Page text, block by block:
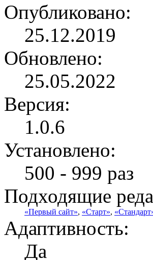
Опубликовано:
25.12.2019
Обновлено:
25.05.2022
Версия:
1.0.6
Установлено:
500 - 999 раз
Подходящие
«Первый сайт», «Старт»,
Адаптивность:
Да